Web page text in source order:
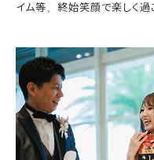
イム等、終始笑顔で楽しく過